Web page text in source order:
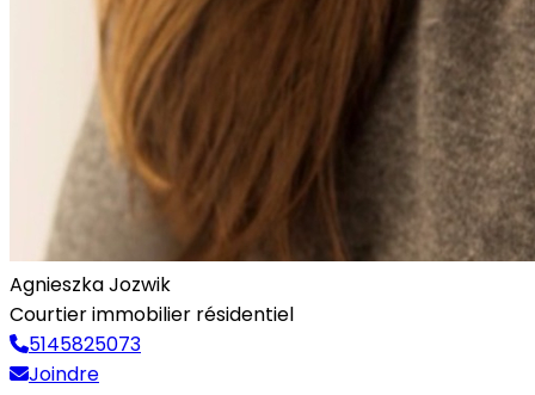
Agnieszka Jozwik
Courtier immobilier résidentiel
5145825073
Joindre